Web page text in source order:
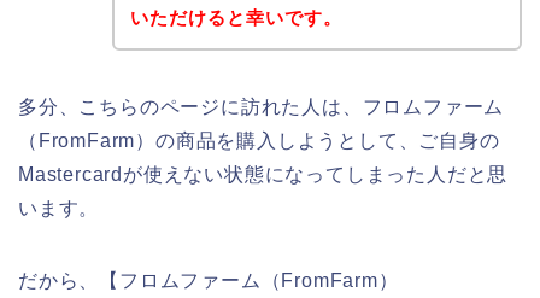
いただけると幸いです。
多分、こちらのページに訪れた人は、フロムファーム
（FromFarm）の商品を購入しようとして、ご自身の
Mastercardが使えない状態になってしまった人だと思
います。
だから、【フロムファーム（FromFarm）